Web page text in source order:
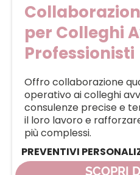
per Colleghi
Professionisti
Offro collaborazione
operativo ai colleghi
consulenze precise e
il loro lavoro e
più complessi.
PREVENTIVI
SCOPRI